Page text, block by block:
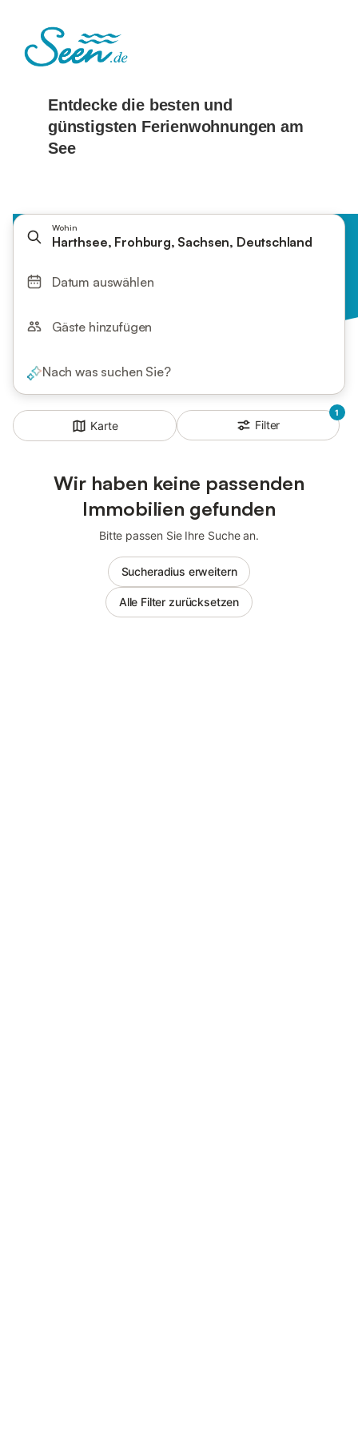
Wohin
Harthsee, Frohburg, Sachsen, Deutschland
Datum auswählen
Gäste hinzufügen
Nach was suchen Sie?
Karte
1
Filter
Wir haben keine passenden
Immobilien gefunden
Bitte passen Sie Ihre Suche an.
Sucheradius erweitern
Alle Filter zurücksetzen